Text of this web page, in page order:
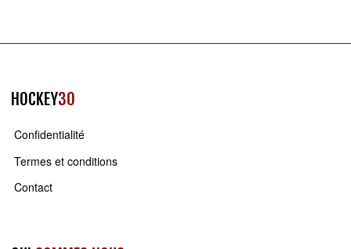
HOCKEY30
Confidentialité
Termes et conditions
Contact